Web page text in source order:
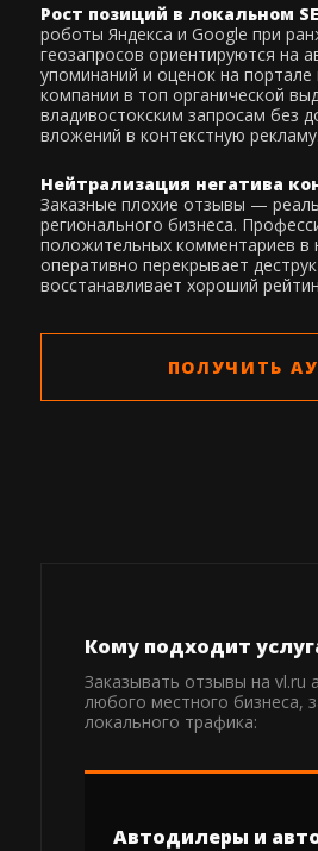
Рост позиций в локальном
роботы Яндекса и Google при
геозапросов ориентируются на
упоминаний и оценок на портале
компании в топ органической
владивостокским запросам без
вложений в контекстную рекламу.
Нейтрализация негатива
Заказные плохие отзывы —
регионального бизнеса.
положительных комментариев
оперативно перекрывает
восстанавливает хороший
ПОЛУЧИТЬ
Кому подходит
Заказывать отзывы на vl.ru
любого местного бизнеса,
локального трафика:
Автодилеры и